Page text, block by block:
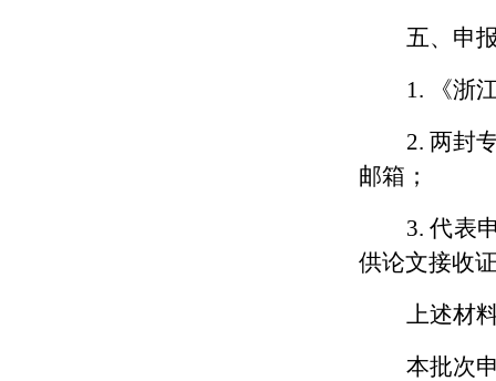
五、申
1.
《浙
2.两封
邮箱；
3.代表
供论文接收
上述材
本批次